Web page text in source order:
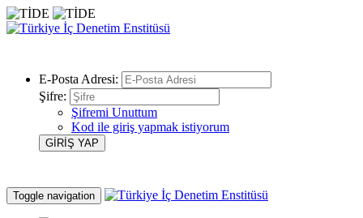
E-Posta Adresi:
Şifre:
Şifremi Unuttum
Kod ile giriş yapmak istiyorum
Toggle navigation